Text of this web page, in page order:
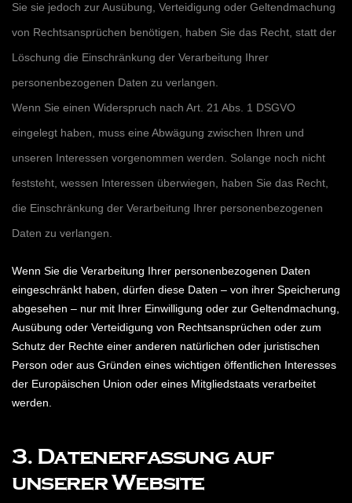
Sie sie jedoch zur Ausübung, Verteidigung oder Geltendmachung
von Rechtsansprüchen benötigen, haben Sie das Recht, statt der
Löschung die Einschränkung der Verarbeitung Ihrer
personenbezogenen Daten zu verlangen.
Wenn Sie einen Widerspruch nach Art. 21 Abs. 1 DSGVO
eingelegt haben, muss eine Abwägung zwischen Ihren und
unseren Interessen vorgenommen werden. Solange noch nicht
feststeht, wessen Interessen überwiegen, haben Sie das Recht,
die Einschränkung der Verarbeitung Ihrer personenbezogenen
Daten zu verlangen.
Wenn Sie die Verarbeitung Ihrer personenbezogenen Daten
eingeschränkt haben, dürfen diese Daten – von ihrer Speicherung
abgesehen – nur mit Ihrer Einwilligung oder zur Geltendmachung,
Ausübung oder Verteidigung von Rechtsansprüchen oder zum
Schutz der Rechte einer anderen natürlichen oder juristischen
Person oder aus Gründen eines wichtigen öffentlichen Interesses
der Europäischen Union oder eines Mitgliedstaats verarbeitet
werden.
3. Datenerfassung auf
unserer Website